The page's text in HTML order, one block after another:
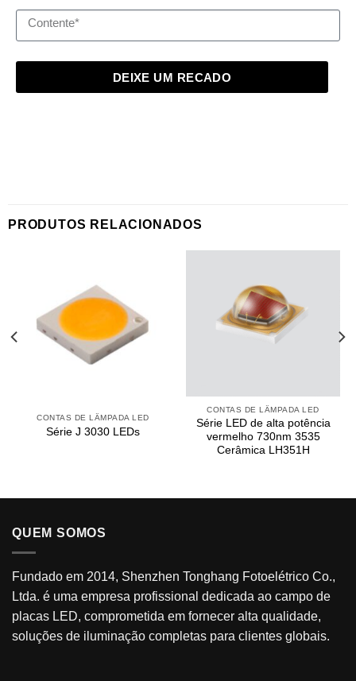
DEIXE UM RECADO
PRODUTOS RELACIONADOS
CONTAS DE LÂMPADA LED
Série J 3030 LEDs
CONTAS DE LÂMPADA LED
Série LED de alta potência
vermelho 730nm 3535
Cerâmica LH351H
QUEM SOMOS
Fundado em 2014, Shenzhen Tonghang Fotoelétrico Co.,
Ltda. é uma empresa profissional dedicada ao campo de
placas LED, comprometida em fornecer alta qualidade,
soluções de iluminação completas para clientes globais.